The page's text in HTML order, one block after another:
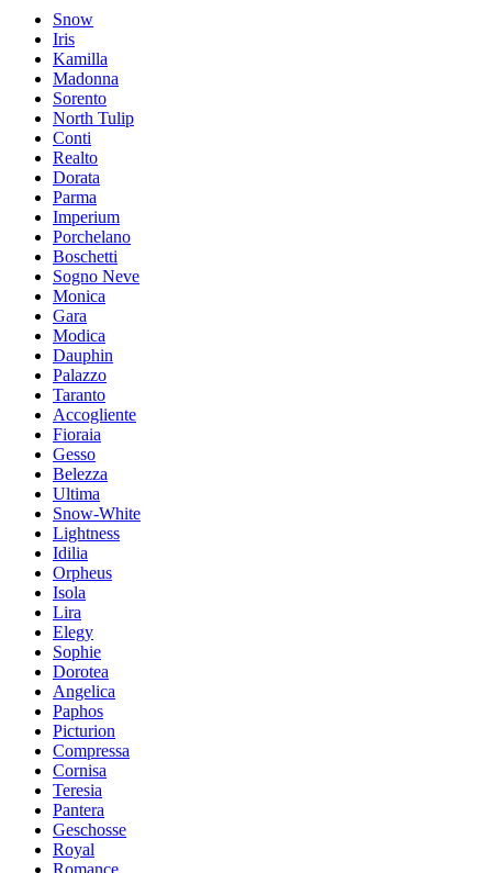
Snow
Iris
Kamilla
Madonna
Sorento
North Tulip
Conti
Realto
Dorata
Parma
Imperium
Porchelano
Boschetti
Sogno Neve
Moniсa
Gara
Modica
Dauphin
Palazzo
Taranto
Accogliente
Fioraia
Gesso
Belezza
Ultima
Snow-White
Lightness
Idilia
Orpheus
Isola
Lira
Elegy
Sophie
Dorotea
Angelica
Paphos
Picturion
Compressa
Cornisa
Teresia
Pantera
Geschosse
Royal
Romance